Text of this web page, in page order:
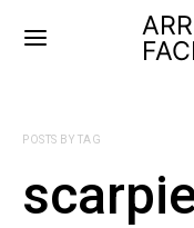
POSTS BY TAG